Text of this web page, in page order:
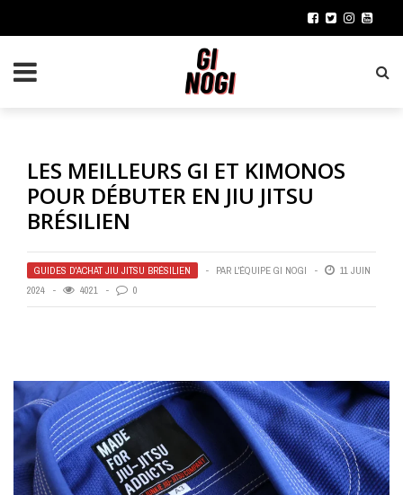
LES MEILLEURS GI ET KIMONOS
POUR DÉBUTER EN JIU JITSU
BRÉSILIEN
GUIDES D'ACHAT JIU JITSU BRÉSILIEN PAR L'ÉQUIPE GI NOGI
11 JUIN
2024
4021 0